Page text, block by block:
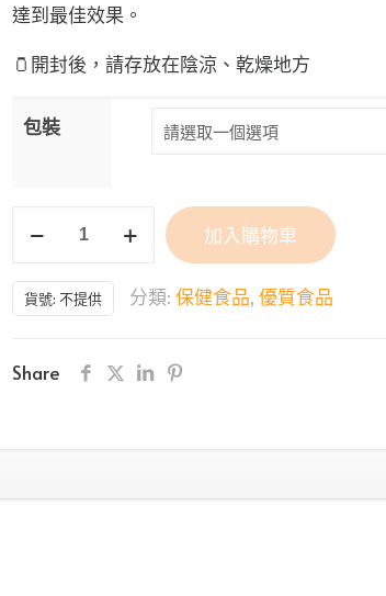
達到最佳效果。
🫙開封後，請存放在陰涼、乾燥地方
包裝
HYPERIG®PL100
效
免
營
加入購物車
貨號: 不提供 分類: 保健食品, 優質食品
Share